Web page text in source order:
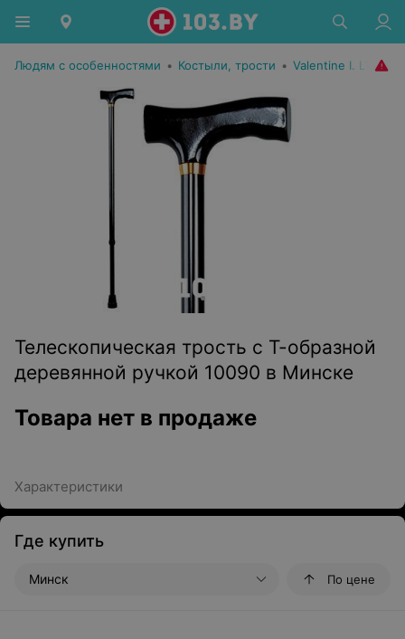
Людям с особенностями • Костыли, трости • Valentine I. LTD
Телескопическая трость с Т-образной
деревянной ручкой 10090 в Минске
Товара нет в продаже
Характеристики
Где купить
Минск По цене